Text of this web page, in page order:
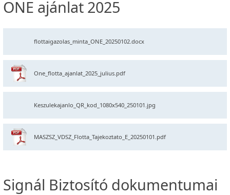
ONE ajánlat 2025
flottaigazolas_minta_ONE_20250102.docx
One_flotta_ajanlat_2025_julius.pdf
Keszulekajanlo_QR_kod_1080x540_250101.jpg
MASZSZ_VDSZ_Flotta_Tajekoztato_E_20250101.pdf
Signál Biztosító dokumentumai